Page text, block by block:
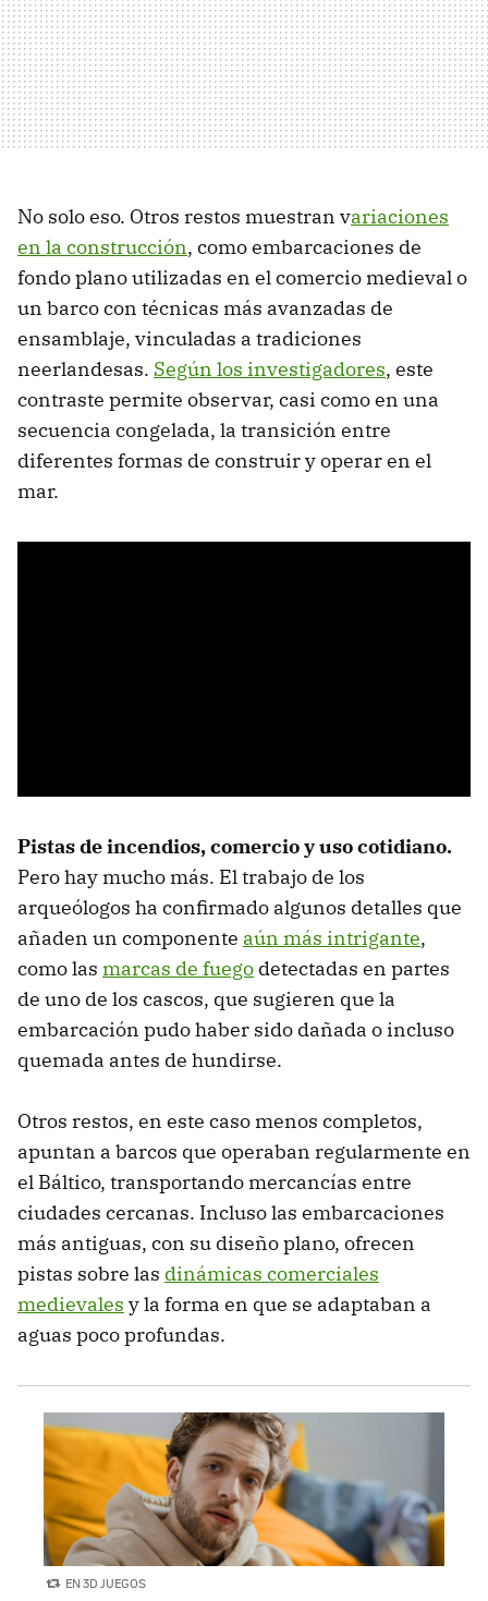
No solo eso. Otros restos muestran variaciones
en la construcción, como embarcaciones de
fondo plano utilizadas en el comercio medieval o
un barco con técnicas más avanzadas de
ensamblaje, vinculadas a tradiciones
neerlandesas. Según los investigadores, este
contraste permite observar, casi como en una
secuencia congelada, la transición entre
diferentes formas de construir y operar en el
mar.
Pistas de incendios, comercio y uso cotidiano.
Pero hay mucho más. El trabajo de los
arqueólogos ha confirmado algunos detalles que
añaden un componente aún más intrigante,
como las marcas de fuego detectadas en partes
de uno de los cascos, que sugieren que la
embarcación pudo haber sido dañada o incluso
quemada antes de hundirse.
Otros restos, en este caso menos completos,
apuntan a barcos que operaban regularmente en
el Báltico, transportando mercancías entre
ciudades cercanas. Incluso las embarcaciones
más antiguas, con su diseño plano, ofrecen
pistas sobre las dinámicas comerciales
medievales y la forma en que se adaptaban a
aguas poco profundas.
EN 3D JUEGOS